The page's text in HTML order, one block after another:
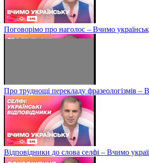
Поговорімо про наголос – Вчимо
Про труднощі перекладу фразеологізмів –
Відповідники до слова селфі – Вчимо